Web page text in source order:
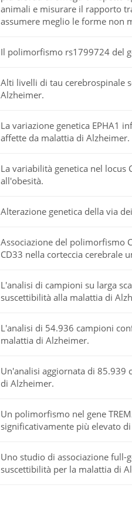
animali e misurare il rapporto
assumere meglio le forme non
Il polimorfismo rs1799724 del
Alti livelli di tau cerebrospinale
Alzheimer.
La variazione genetica EPHA1
affette da malattia di Alzheimer.
La variabilità genetica nel locus
all'obesità.
Alterazione genetica della via
Associazione del polimorfismo
CD33 nella corteccia cerebrale
L'analisi di campioni su larga
suscettibilità alla malattia di
L'analisi di 54.936 campioni
malattia di Alzheimer.
Un'analisi aggiornata di 85.939
di Alzheimer.
Un polimorfismo nel gene
significativamente più elevato
Uno studio di associazione full-
suscettibilità per la malattia di